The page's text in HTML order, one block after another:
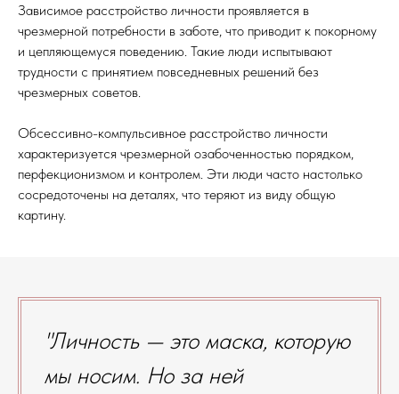
Зависимое расстройство личности проявляется в
чрезмерной потребности в заботе, что приводит к покорному
и цепляющемуся поведению. Такие люди испытывают
трудности с принятием повседневных решений без
чрезмерных советов.
Обсессивно-компульсивное расстройство личности
характеризуется чрезмерной озабоченностью порядком,
перфекционизмом и контролем. Эти люди часто настолько
сосредоточены на деталях, что теряют из виду общую
картину.
"Личность — это маска, которую
мы носим. Но за ней